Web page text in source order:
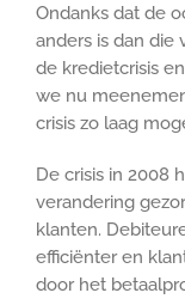
Ondanks dat de
anders is dan die
de kredietcrisis
we nu
crisis zo laag
De crisis in 2008
verandering
klanten.
efficiënter en
door het